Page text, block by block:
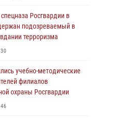
лично проверил ДОЛ
8
Росгвардии в
подозреваемый в
терроризма
учебно-методические
филиалов
охраны Росгвардии